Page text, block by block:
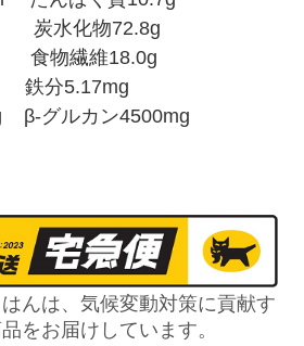
化物72.8g
繊維18.0g
分5.17mg
β-グルカン4500mg
んは、気候変動対策に貢献す
をお届けしています。